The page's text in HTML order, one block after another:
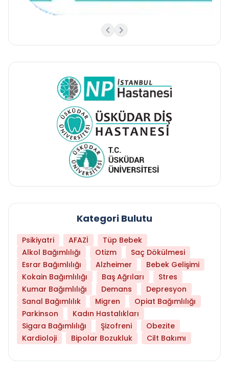
Kategori Bulutu
Psikiyatri AFAZİ
Tüp Bebek
Alkol Bağımlılığı
Otizm
Saç Dökülmesi
Esrar Bağımlılığı
Alzheimer
Bebek Gelişimi
Kokain Bağımlılığı
Baş Ağrıları
Stres
Kumar Bağımlılığı
Demans
Depresyon
Sanal Bağımlılık
Migren
Opiat Bağımlılığı
Parkinson
Kadın Hastalıkları
Sigara Bağımlılığı
Şizofreni
Obezite
Kardioloji
Bipolar Bozukluk Cilt Bakımı